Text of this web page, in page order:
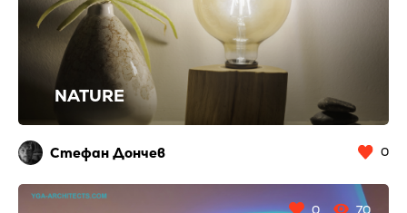
NATURE
Стефан Дончев 0
0 70